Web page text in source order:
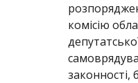
комісію
законності,